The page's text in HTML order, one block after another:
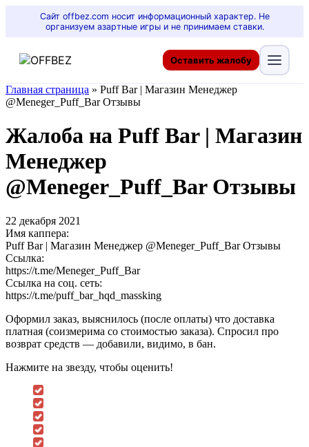
Сайт offbez.com носит информационный характер. Не
организуем азартные игры и не принимаем ставки.
Оставить жалобу
Главная страница » Puff Bar | Магазин Менеджер
@Meneger_Puff_Bar Отзывы
Жалоба на Puff Bar | Магазин
Менеджер
@Meneger_Puff_Bar Отзывы
22 декабря 2021
Имя каппера:
Puff Bar | Магазин Менеджер @Meneger_Puff_Bar Отзывы
Ссылка:
https://t.me/Meneger_Puff_Bar
Ссылка на соц. сеть:
https://t.me/puff_bar_hqd_massking
Оформил заказ, выяснилось (после оплаты) что доставка
платная (соизмерима со стоимостью заказа). Спросил про
возврат средств — добавили, видимо, в бан.
Нажмите на звезду, чтобы оценить!